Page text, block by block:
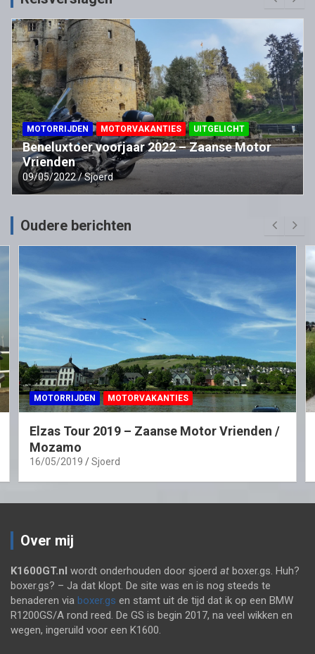
MOTORRIJDEN MOTORVAKANTIES UITGELICHT
Beneluxtoer voorjaar 2022 – Zaanse Motor
Vrienden
09/05/2022 Sjoerd
Oudere berichten
MOTORRIJDEN MOTORVAKANTIES
Elzas Tour 2019 – Zaanse Motor Vrienden /
Mozamo
16/05/2019 Sjoerd
Over mij
K1600GT.nl wordt onderhouden door sjoerd at boxer.gs. Huh?
boxer.gs? – Ja dat klopt. De site was en is nog steeds te
benaderen via boxer.gs en stamt uit de tijd dat ik op een BMW
R1200GS/A rond reed. De GS is begin 2017, na veel wikken en
wegen, ingeruild voor een K1600.